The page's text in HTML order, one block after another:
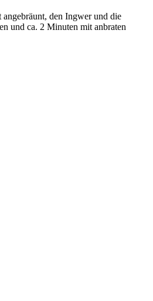
den Ingwer und die
und ca. 2 Minuten mit anbraten